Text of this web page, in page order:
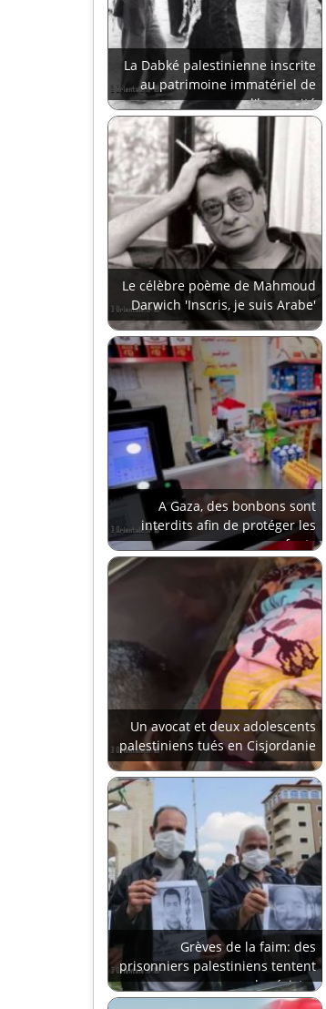
La Dabké palestinienne inscrite
au patrimoine immatériel de
l'humanité
Le célèbre poème de Mahmoud
Darwich 'Inscris, je suis Arabe'
A Gaza, des bonbons sont
interdits afin de protéger les
enfants
Un avocat et deux adolescents
palestiniens tués en Cisjordanie
Grèves de la faim: des
prisonniers palestiniens tentent
de résister